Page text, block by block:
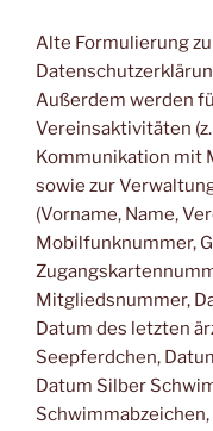
Alte Formulierung
Außerdem werden
Vereinsaktivitäten
Kommunikation mit
sowie zur
(Vorname, Name,
Mobilfunknummer,
Mitgliedsnummer,
Datum des letzten
Seepferdchen,
Datum Silber